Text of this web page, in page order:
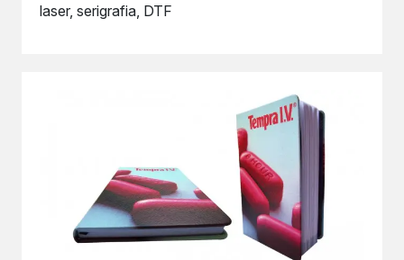
laser, serigrafia, DTF